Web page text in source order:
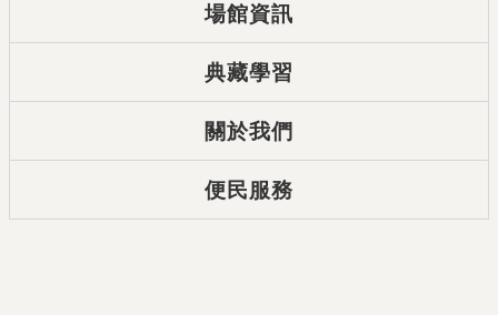
場館資訊
典藏學習
關於我們
便民服務